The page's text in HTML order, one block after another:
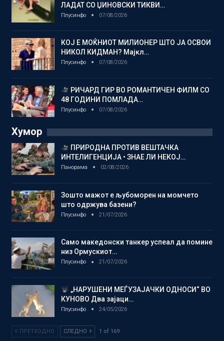
ЛАДАТ СО ЏИНОВСКИ ТИКВИ…
Плусинфо 07/08/2026
КОЈ Е МОЌНИОТ МИЛИОНЕР ШТО ЈА ОСВОИ
НИКОЛ КИДМАН? Мајкл…
Плусинфо 07/08/2026
РИЧАРД ГИР ВО РОМАНТИЧЕН ФИЛМ СО
48 ГОДИНИ ПОМЛАДА…
Плусинфо 07/08/2026
Хумор
ПРИРОДНА ПРОТИВ ВЕШТАЧКА
ИНТЕЛИГЕНЦИЈА • ЗНАЕ ЛИ НЕКОЈ…
Панорама 02/08/2026
Зошто мажот е љубоморен на момчето
што одржува базени?
Плусинфо 21/07/2026
Само македонски танкер успеал да помине
низ Ормускиот…
Плусинфо 21/07/2026
„НАРУШЕНИ МЕЃУЗАЈАЧКИ ОДНОСИ“ ВО
КУНОВО Два зајаци…
Плусинфо 24/05/2026
ПРЕТХОДНО СЛЕДНО 1 of 169